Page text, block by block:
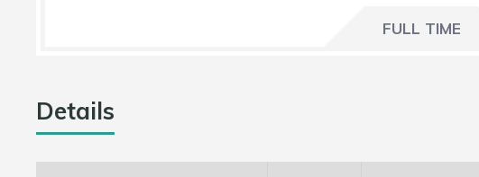
FULL TIME
Details